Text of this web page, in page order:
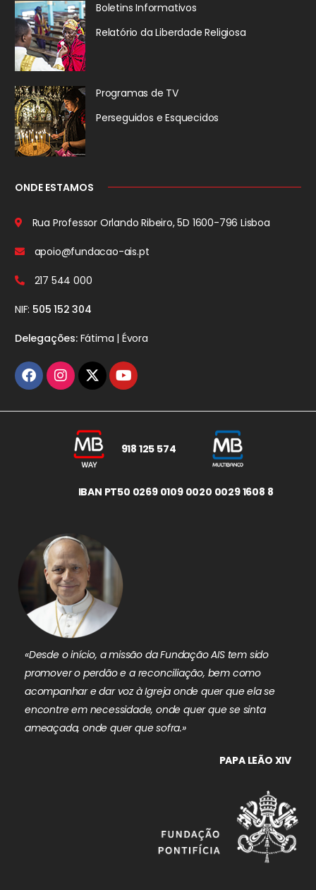
Boletins Informativos
Relatório da Liberdade Religiosa
Programas de TV
Perseguidos e Esquecidos
ONDE ESTAMOS
Rua Professor Orlando Ribeiro, 5D 1600-796 Lisboa
apoio@fundacao-ais.pt
217 544 000
NIF: 505 152 304
Delegações:Fátima | Évora
918 125 574
IBAN PT50 0269 0109 0020 0029 1608 8
«Desde o início, a missão da Fundação AIS tem sido
promover o perdão e a reconciliação, bem como
acompanhar e dar voz à Igreja onde quer que ela se
encontre em necessidade, onde quer que se sinta
ameaçada, onde quer que sofra.»
PAPA LEÃO XIV